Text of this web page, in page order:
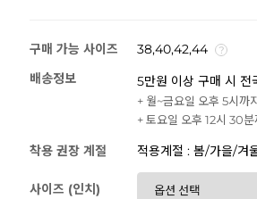
구매 가능 사이즈
38,40,42,44
배송정보
5만원 이상 구매 시 전
+ 월~금요일 오후 5시까
+ 토요일 오후 12시 30
착용 권장 계절 적용계절 : 봄/가을/겨
사이즈 (인치)